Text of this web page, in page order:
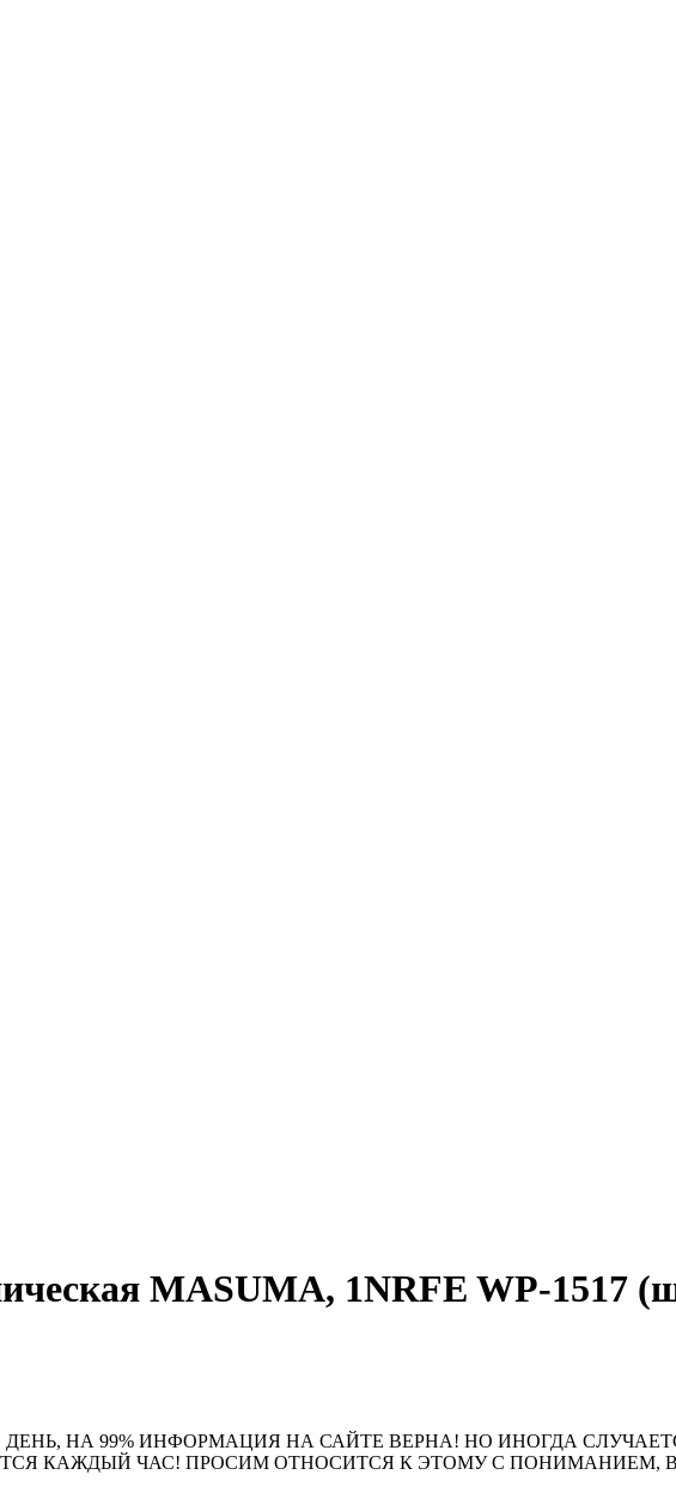
MASUMA, 1NRFE WP-1517
НА 99% ИНФОРМАЦИЯ НА САЙТЕ ВЕРНА! НО ИНОГДА
КАЖДЫЙ ЧАС! ПРОСИМ ОТНОСИТСЯ К ЭТОМУ С ПОНИМАНИЕМ,